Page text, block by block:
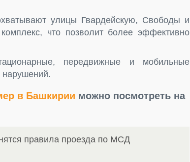
улицы Гвардейскую, Свободы и
что позволит более эффективно
передвижные и мобильные
в Башкирии можно посмотреть на
правила проезда по МСД